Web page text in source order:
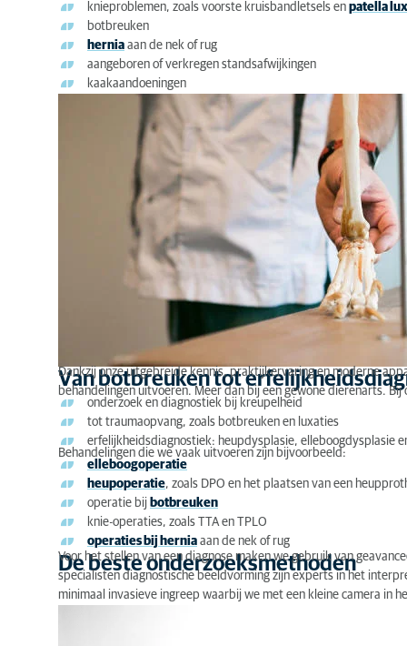
De beste onderzoeksmethoden
Specialistische operatiekamers
Orthopedisch consult
Wanneer naar de orthopedisch specialist?
knieproblemen, zoals voorste kruisbandletsels en patella
botbreuken
hernia aan de nek of rug
aangeboren of verkregen standsafwijkingen
kaakaandoeningen
Van botbreuken tot
Dankzij onze uitgebreide kennis, praktijkervaring en moderne
behandelingen uitvoeren. Meer dan bij een gewone dierenarts.
onderzoek en diagnostiek bij kreupelheid
tot traumaopvang, zoals botbreuken en luxaties
erfelijkheidsdiagnostiek: heupdysplasie, elleboogdysplasie
Behandelingen die we vaak uitvoeren zijn bijvoorbeeld:
elleboogoperatie
heupoperatie, zoals DPO en het plaatsen van een
operatie bij botbreuken
knie-operaties, zoals TTA en TPLO
operaties bij hernia aan de nek of rug
De beste onderzoeksmethoden
Voor het stellen van een diagnose maken we gebruik van
specialisten diagnostische beeldvorming zijn experts in het
minimaal invasieve ingreep waarbij we met een kleine camera in